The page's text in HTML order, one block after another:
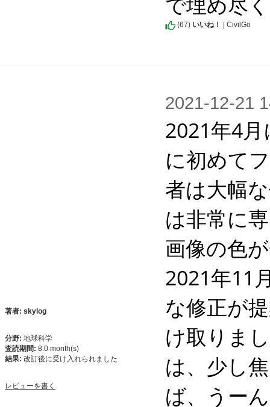
(67) いいね！ | CivilGo
著者: skylog
分野: 地球科学
査読期間: 8.0 month(s)
結果: 改訂後に受け入れられました
レビューを書く
2021-12-21
2021年4
に初めて
者は大幅
は非常に
画像の色
2021年11
な修正が
け取りま
は、少し
ば、うー